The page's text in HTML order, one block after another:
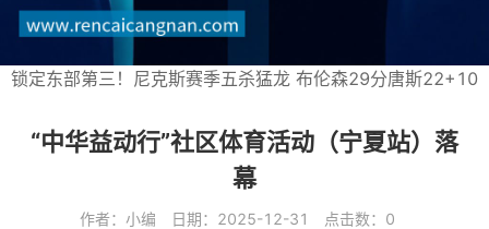
锁定东部第三！尼克斯赛季五杀猛龙 布伦森29分唐斯22+10
“中华益动行”社区体育活动（宁夏站）落
幕
作者：小编 日期：2025-12-31 点击数：0